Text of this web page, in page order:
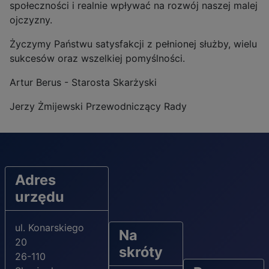
społeczności i realnie wpływać na rozwój naszej malej
ojczyzny.
Życzymy Państwu satysfakcji z pełnionej służby, wielu
sukcesów oraz wszelkiej pomyślności.
Artur Berus - Starosta Skarżyski
Jerzy Żmijewski Przewodniczący Rady
Adres
urzędu
ul. Konarskiego
20
26-110
Na
skróty